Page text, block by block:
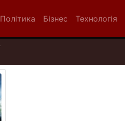
Політика Бізнес Технологія